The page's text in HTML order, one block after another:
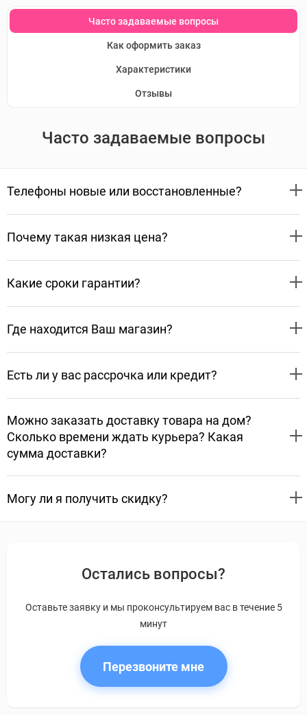
Часто задаваемые вопросы
Как оформить заказ
Характеристики
Отзывы
Часто задаваемые вопросы
Телефоны новые или восстановленные?
Почему такая низкая цена?
Какие сроки гарантии?
Где находится Ваш магазин?
Есть ли у вас рассрочка или кредит?
Можно заказать доставку товара на дом?
Сколько времени ждать курьера? Какая
сумма доставки?
Могу ли я получить скидку?
Остались вопросы?
Оставьте заявку и мы проконсультируем вас в течение 5
минут
Перезвоните мне